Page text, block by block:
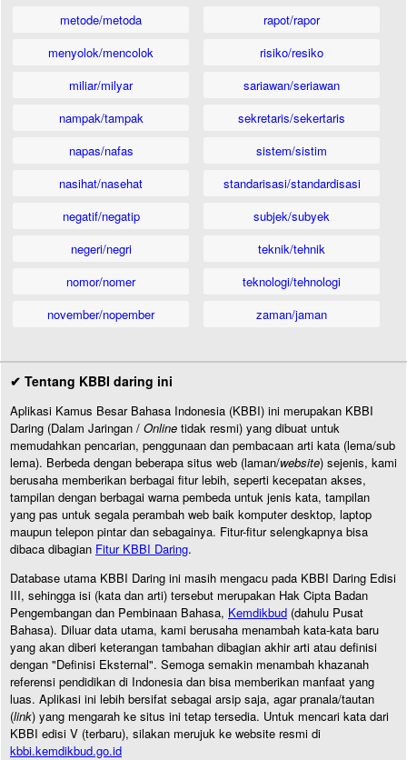
metode/metoda
menyolok/mencolok
miliar/milyar
nampak/tampak
napas/nafas
nasihat/nasehat
negatif/negatip
negeri/negri
nomor/nomer
november/nopember
rapot/rapor
risiko/resiko
sariawan/seriawan
sekretaris/sekertaris
sistem/sistim
standarisasi/standardisasi
subjek/subyek
teknik/tehnik
teknologi/tehnologi
zaman/jaman
✔ Tentang KBBI daring ini
Aplikasi Kamus Besar Bahasa Indonesia (KBBI) ini merupakan KBBI
Daring (Dalam Jaringan / Online tidak resmi) yang dibuat untuk
memudahkan pencarian, penggunaan dan pembacaan arti kata (lema/sub
lema). Berbeda dengan beberapa situs web (laman/website) sejenis, kami
berusaha memberikan berbagai fitur lebih, seperti kecepatan akses,
tampilan dengan berbagai warna pembeda untuk jenis kata, tampilan
yang pas untuk segala perambah web baik komputer desktop, laptop
maupun telepon pintar dan sebagainya. Fitur-fitur selengkapnya bisa
dibaca dibagian Fitur KBBI Daring.
Database utama KBBI Daring ini masih mengacu pada KBBI Daring Edisi
III, sehingga isi (kata dan arti) tersebut merupakan Hak Cipta Badan
Pengembangan dan Pembinaan Bahasa, Kemdikbud (dahulu Pusat
Bahasa). Diluar data utama, kami berusaha menambah kata-kata baru
yang akan diberi keterangan tambahan dibagian akhir arti atau definisi
dengan "Definisi Eksternal". Semoga semakin menambah khazanah
referensi pendidikan di Indonesia dan bisa memberikan manfaat yang
luas. Aplikasi ini lebih bersifat sebagai arsip saja, agar pranala/tautan
(link) yang mengarah ke situs ini tetap tersedia. Untuk mencari kata dari
KBBI edisi V (terbaru), silakan merujuk ke website resmi di
kbbi.kemdikbud.go.id